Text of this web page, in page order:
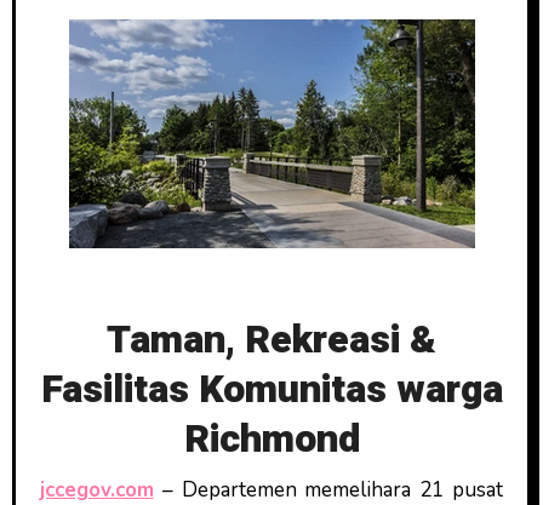
Taman, Rekreasi &
Fasilitas Komunitas warga
Richmond
jccegov.com – Departemen memelihara 21 pusat